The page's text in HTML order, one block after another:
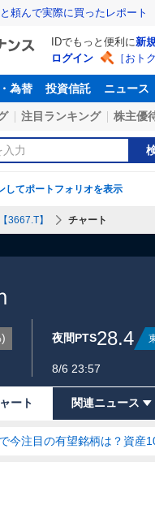
頼んで実際に買ったレポート
IDでもっと便利に新
ログイン
［おト
為替 投資信託 ニュース
注目ランキング 株主優
してポートフォリオを表示
3667.T】 チャート
) 夜間PTS28.4
8/6 23:57
ート 関連ニュース
今注目の有望銘柄は？資産